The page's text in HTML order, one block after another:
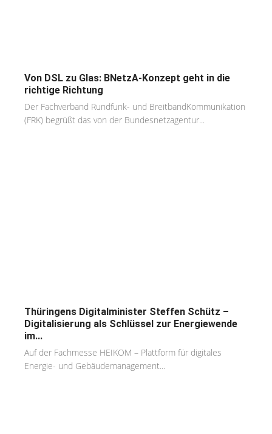
Von DSL zu Glas: BNetzA-Konzept geht in die
richtige Richtung
Der Fachverband Rundfunk- und BreitbandKommunikation
(FRK) begrüßt das von der Bundesnetzagentur...
Thüringens Digitalminister Steffen Schütz –
Digitalisierung als Schlüssel zur Energiewende
im...
Auf der Fachmesse HEIKOM – Plattform für digitales
Energie- und Gebäudemanagement...